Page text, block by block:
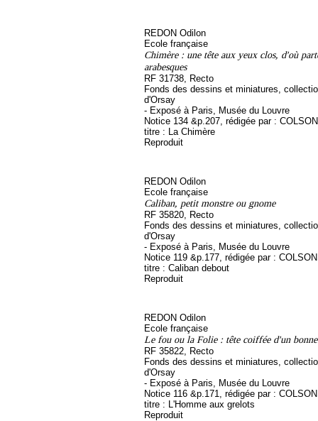
REDON Odilon
Ecole française
Chimère : une tête aux yeux clos, d'où
arabesques
RF 31738, Recto
Fonds des dessins et miniatures,
d'Orsay
- Exposé à Paris, Musée du Louvre
Notice 134 &p.207, rédigée par :
titre : La Chimère
Reproduit
REDON Odilon
Ecole française
Caliban, petit monstre ou gnome
RF 35820, Recto
Fonds des dessins et miniatures,
d'Orsay
- Exposé à Paris, Musée du Louvre
Notice 119 &p.177, rédigée par :
titre : Caliban debout
Reproduit
REDON Odilon
Ecole française
Le fou ou la Folie : tête coiffée d'un
RF 35822, Recto
Fonds des dessins et miniatures,
d'Orsay
- Exposé à Paris, Musée du Louvre
Notice 116 &p.171, rédigée par :
titre : L'Homme aux grelots
Reproduit